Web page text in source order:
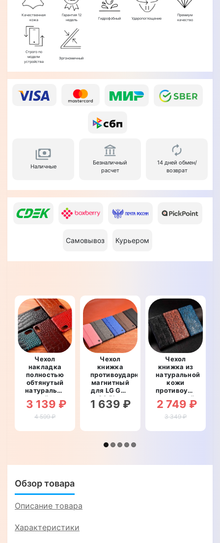
Качественная
кожа
Гарантия 12
недель
Гидрофобный Ударопоглощение
Премиум
качество
Строго по
модели
устройства
Эргономичный
Наличные
Безналичный
расчет
14 дней обмен/
возврат
Самовывоз Курьером
Чехол
накладка
полностью
обтянутый
натуральной
кожей для
LG G6 / G6
Plus
ZENUS
3 139 ₽
4 599 ₽
Чехол
книжка
противоударный
магнитный
для LG G6 /
G6 Plus
"PRIVILEGE"
1 639 ₽
Чехол
книжка из
натуральной
кожи
противоударный
магнитный
для LG G6 /
G6 Plus
PAW"
2 749 ₽
3 349 ₽
Обзор товара
Описание товара
Характеристики